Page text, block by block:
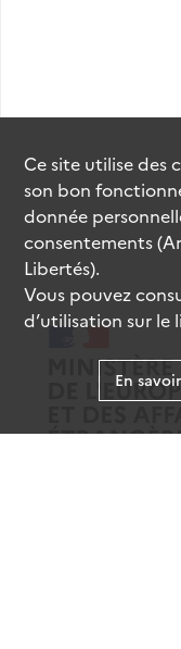
Ce site utilise des
son bon
donnée
consentements
Libertés).
Vous pouvez
d’utilisation sur le
En